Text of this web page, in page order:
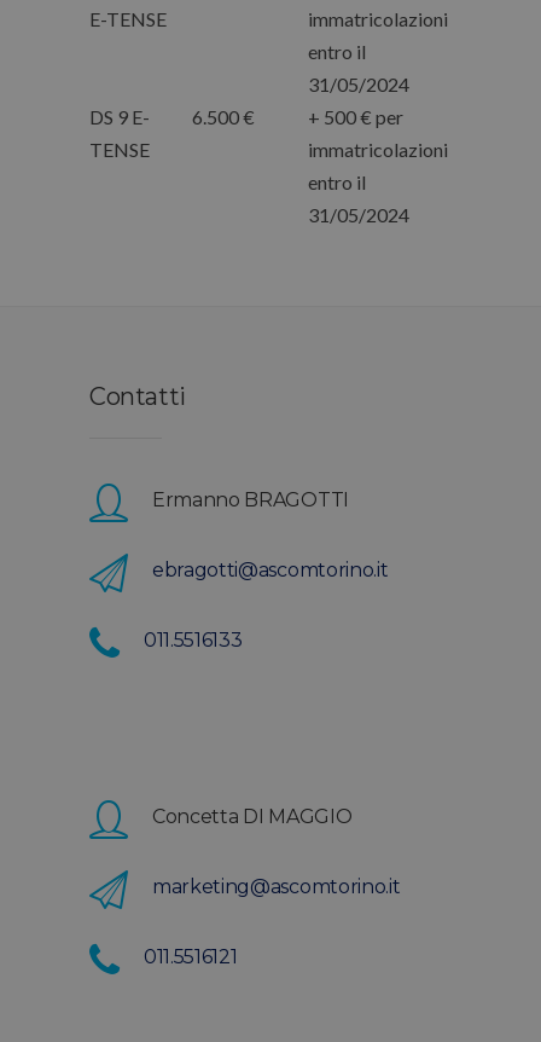
E-TENSE
immatricolazioni
entro il
31/05/2024
DS 9 E-
TENSE
6.500 €
+ 500 € per
immatricolazioni
entro il
31/05/2024
Contatti
Ermanno BRAGOTTI
ebragotti@ascomtorino.it
011.5516133
Concetta DI MAGGIO
marketing@ascomtorino.it
011.5516121